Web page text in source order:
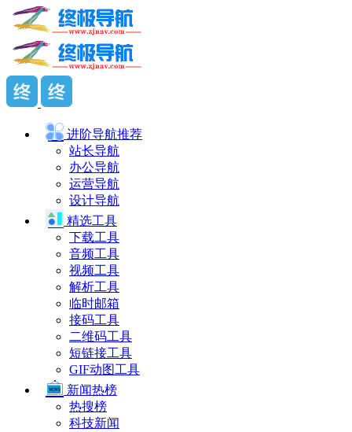
进阶导航推荐
站长导航
办公导航
运营导航
设计导航
精选工具
下载工具
音频工具
视频工具
解析工具
临时邮箱
接码工具
二维码工具
短链接工具
GIF动图工具
新闻热榜
热搜榜
科技新闻